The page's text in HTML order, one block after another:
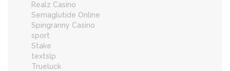
Realz Casino
Semaglutide Online
Spingranny Casino
sport
Stake
textslp
Trueluck